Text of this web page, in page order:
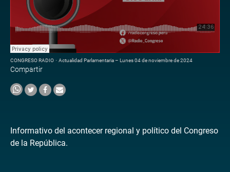
CONGRESO RADIO · Actualidad Parlamentaria – Lunes 04 de noviembre de 2024
Compartir
Informativo del acontecer regional y político del Congreso
de la República.